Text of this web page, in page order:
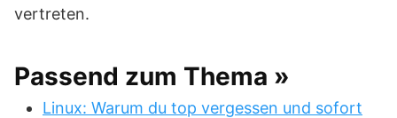
vertreten.
Passend zum Thema »
Linux: Warum du top vergessen und sofort